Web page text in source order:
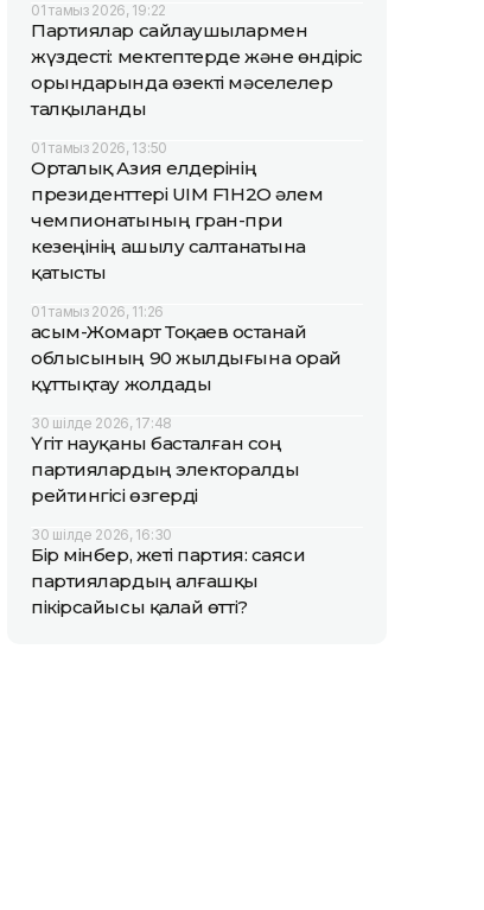
01 тамыз 2026, 19:22
Партиялар сайлаушылармен
жүздесті: мектептерде және өндіріс
орындарында өзекті мәселелер
талқыланды
01 тамыз 2026, 13:50
Орталық Азия елдерінің
президенттері UIM F1H2O әлем
чемпионатының гран-при
кезеңінің ашылу салтанатына
қатысты
01 тамыз 2026, 11:26
Қасым-Жомарт Тоқаев Қостанай
облысының 90 жылдығына орай
құттықтау жолдады
30 шілде 2026, 17:48
Үгіт науқаны басталған соң
партиялардың электоралды
рейтингісі өзгерді
30 шілде 2026, 16:30
Бір мінбер, жеті партия: саяси
партиялардың алғашқы
пікірсайысы қалай өтті?